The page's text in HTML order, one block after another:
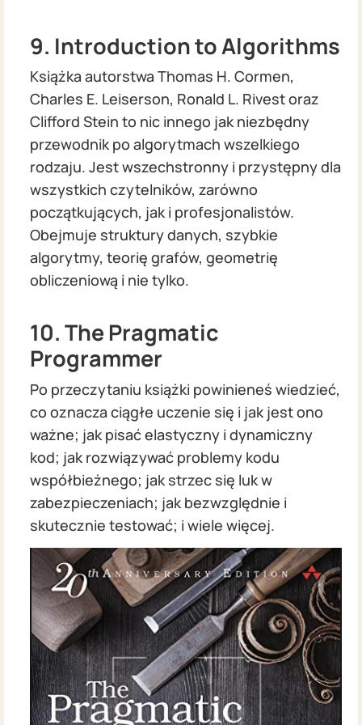
9. Introduction to Algorithms
Książka autorstwa Thomas H. Cormen,
Charles E. Leiserson, Ronald L. Rivest oraz
Clifford Stein to nic innego jak niezbędny
przewodnik po algorytmach wszelkiego
rodzaju. Jest wszechstronny i przystępny dla
wszystkich czytelników, zarówno
początkujących, jak i profesjonalistów.
Obejmuje struktury danych, szybkie
algorytmy, teorię grafów, geometrię
obliczeniową i nie tylko.
10. The Pragmatic
Programmer
Po przeczytaniu książki powinieneś wiedzieć,
co oznacza ciągłe uczenie się i jak jest ono
ważne; jak pisać elastyczny i dynamiczny
kod; jak rozwiązywać problemy kodu
współbieżnego; jak strzec się luk w
zabezpieczeniach; jak bezwzględnie i
skutecznie testować; i wiele więcej.